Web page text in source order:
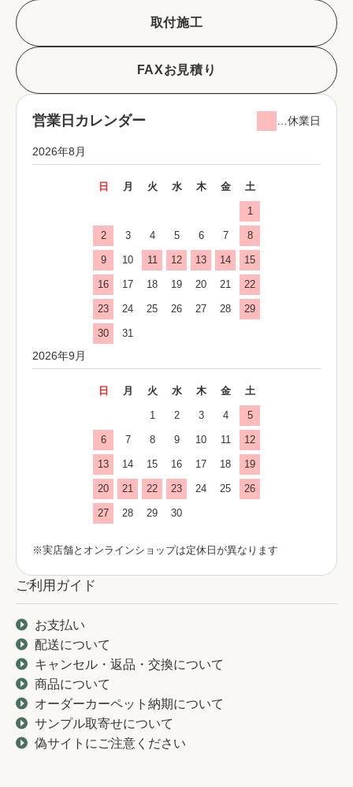
取付施工
FAXお見積り
営業日カレンダー …休業日
2026年8月
日 月 火 水 木 金 土
1
2 3 4 5 6 7 8
9 10 11 12 13 14 15
16 17 18 19 20 21 22
23 24 25 26 27 28 29
30 31
2026年9月
日 月 火 水 木 金 土
1 2 3 4 5
6 7 8 9 10 11 12
13 14 15 16 17 18 19
20 21 22 23 24 25 26
27 28 29 30
※実店舗とオンラインショップは定休日が異なります
ご利用ガイド
お支払い
配送について
キャンセル・返品・交換について
商品について
オーダーカーペット納期について
サンプル取寄せについて
偽サイトにご注意ください